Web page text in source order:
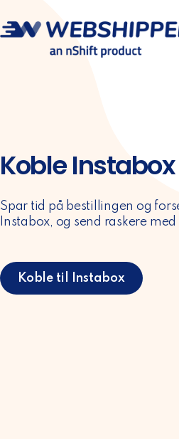
Koble
Spar tid på bestillingen og
Instabox, og send raskere
Koble til Instabox